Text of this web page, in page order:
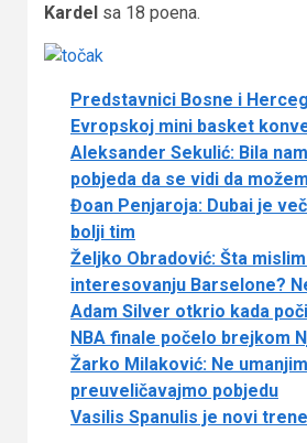
Kardel sa 18 poena.
Predstavnici Bosne i
Evropskoj mini basket
Aleksander Sekulić: Bila
pobjeda da se vidi da
Đoan Penjaroja: Dubai je
bolji tim
Željko Obradović: Šta
interesovanju Barselone?
Adam Silver otkrio kada
NBA finale počelo brejkom
Žarko Milaković: Ne
preuveličavajmo pobjedu
Vasilis Spanulis je novi